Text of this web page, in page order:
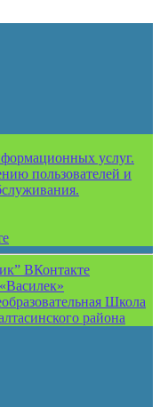
услуг.
пользователей и
ВКонтакте
Школа
района